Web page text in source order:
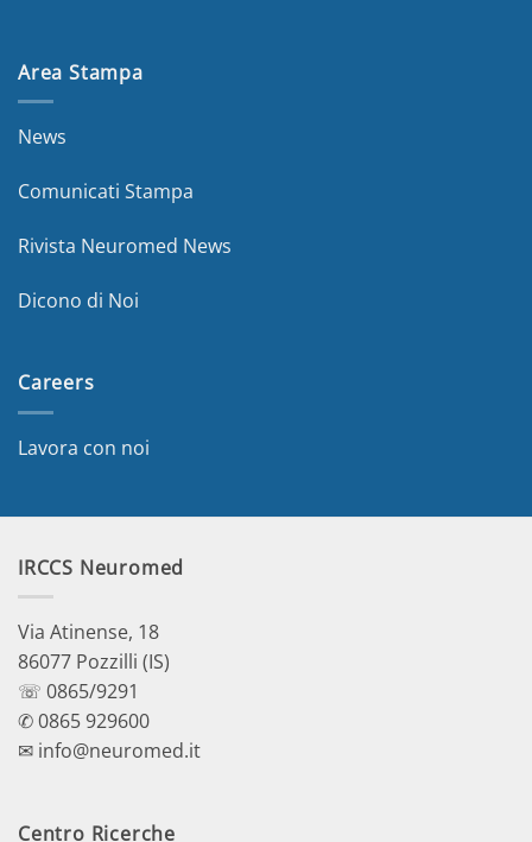
Area Stampa
News
Comunicati Stampa
Rivista Neuromed News
Dicono di Noi
Careers
Lavora con noi
IRCCS Neuromed
Via Atinense, 18
86077 Pozzilli (IS)
☏ 0865/9291
✆ 0865 929600
✉ info@neuromed.it
Centro Ricerche